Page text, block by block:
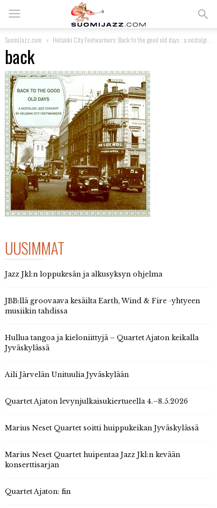
SuomiJazz.com Helsinki City Feetwarmers: Back to the good old days : a nostalgic jazz concert
back
UUSIMMAT
Jazz Jkl:n loppukesän ja alkusyksyn ohjelma
JBB:llä groovaava kesäilta Earth, Wind & Fire -yhtyeen
musiikin tahdissa
Hullua tangoa ja kieloniittyjä – Quartet Ajaton keikalla
Jyväskylässä
Aili Järvelän Unituulia Jyväskylään
Quartet Ajaton levynjulkaisukiertueella 4.–8.5.2026
Marius Neset Quartet soitti huippukeikan Jyväskylässä
Marius Neset Quartet huipentaa Jazz Jkl:n kevään
konserttisarjan
Quartet Ajaton: fin